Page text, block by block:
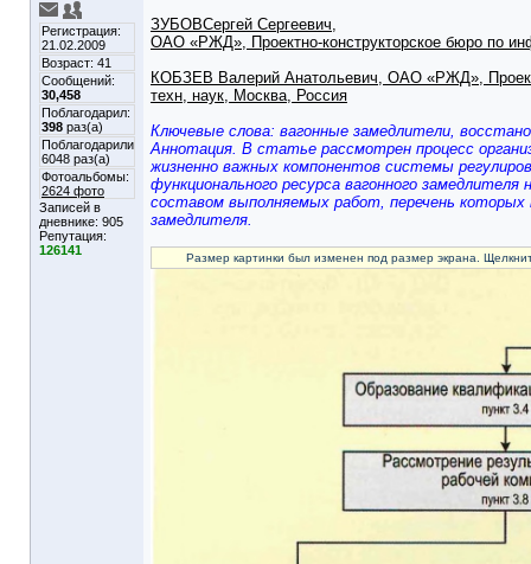
Регистрация:
21.02.2009
Возраст: 41
Сообщений:
30,458
Поблагодарил:
398 раз(а)
Поблагодарили
6048 раз(а)
Фотоальбомы:
2624 фото
Записей в
дневнике: 905
Репутация:
126141
ЗУБОВСергей Сергеевич,
ОАО «РЖД», Проектно-конструкторское бюро по
КОБЗЕВ Валерий Анатольевич, ОАО «РЖД»,
техн, наук, Москва, Россия
Ключевые слова: вагонные замедлители,
Аннотация. В статье рассмотрен процесс
жизненно важных компонентов системы
функционального ресурса вагонного
составом выполняемых работ, перечень которых
замедлителя.
Размер картинки был изменен под размер экрана.